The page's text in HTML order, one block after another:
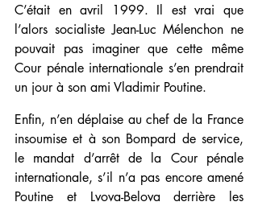
C’était en avril 1999. Il est vrai que
l’alors socialiste Jean-Luc Mélenchon ne
pouvait pas imaginer que cette même
Cour pénale internationale s’en prendrait
un jour à son ami Vladimir Poutine.
Enfin, n’en déplaise au chef de la France
insoumise et à son Bompard de service,
le mandat d’arrêt de la Cour pénale
internationale, s’il n’a pas encore amené
Poutine et Lvova-Belova derrière les